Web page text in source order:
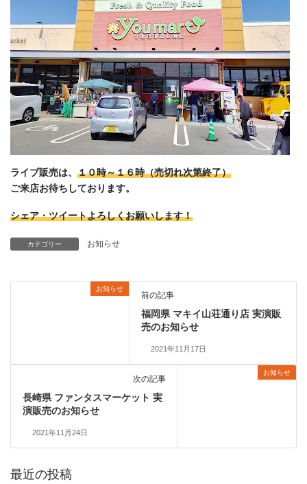
ライブ販売は、 １０時～１６時（売切れ次第終了）
ご来店お待ちしております。
シェア・ツイートよろしくお願いします！
カテゴリー お知らせ
お知らせ
前の記事
福岡県 マキイ山荘通り店 実演販
売のお知らせ
2021年11月17日
お知らせ
次の記事
長崎県 ファンタスマーケット 実
演販売のお知らせ
2021年11月24日
最近の投稿